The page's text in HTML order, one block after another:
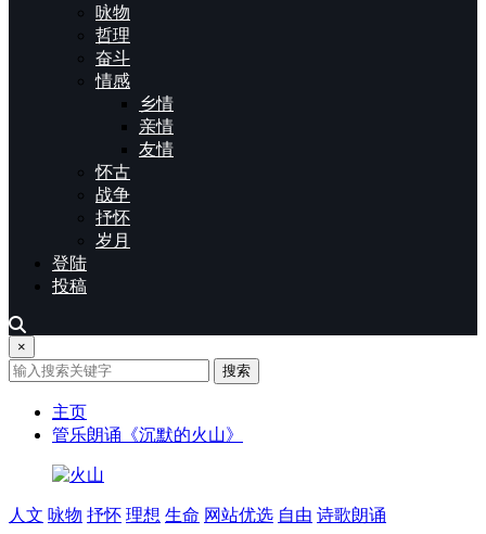
咏物
哲理
奋斗
情感
乡情
亲情
友情
怀古
战争
抒怀
岁月
登陆
投稿
×
搜索
主页
管乐朗诵《沉默的火山》
人文 咏物 抒怀 理想 生命 网站优选 自由 诗歌朗诵